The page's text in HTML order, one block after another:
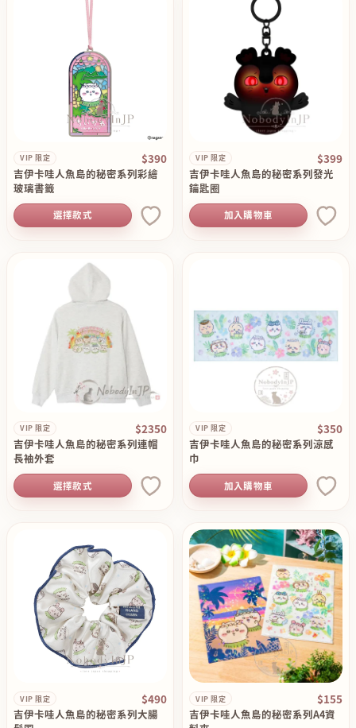
VIP 限定 $390
吉伊卡哇人魚島的秘密系列彩繪
玻璃書籤
選擇款式
VIP 限定 $399
吉伊卡哇人魚島的秘密系列發光
鑰匙圈
加入購物車
VIP 限定 $2350
吉伊卡哇人魚島的秘密系列連帽
長袖外套
選擇款式
VIP 限定 $350
吉伊卡哇人魚島的秘密系列涼感
巾
加入購物車
VIP 限定 $490
吉伊卡哇人魚島的秘密系列大腸
VIP 限定 $155
吉伊卡哇人魚島的秘密系列A4資